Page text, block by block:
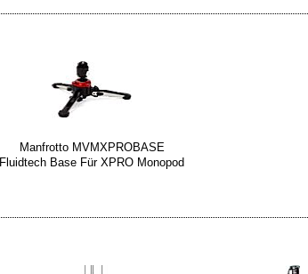
Manfrotto MVMXPROBASE
Fluidtech Base Für XPRO Monopod